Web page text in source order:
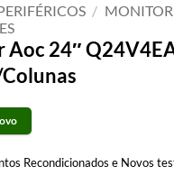
/
24″
Recondicionados e Novos